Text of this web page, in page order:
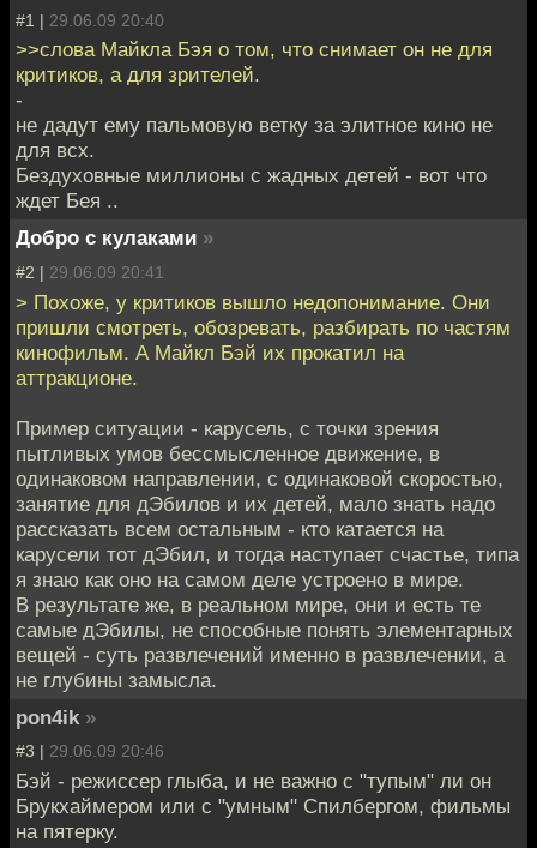
#1 | 29.06.09 20:40
>>слова Майкла Бэя о том, что снимает он не для
критиков, а для зрителей.
-
не дадут ему пальмовую ветку за элитное кино не
для всх.
Бездуховные миллионы с жадных детей - вот что
ждет Бея ..
Добро с кулаками »
#2 | 29.06.09 20:41
> Похоже, у критиков вышло недопонимание. Они
пришли смотреть, обозревать, разбирать по частям
кинофильм. А Майкл Бэй их прокатил на
аттракционе.
Пример ситуации - карусель, с точки зрения
пытливых умов бессмысленное движение, в
одинаковом направлении, с одинаковой скоростью,
занятие для дЭбилов и их детей, мало знать надо
рассказать всем остальным - кто катается на
карусели тот дЭбил, и тогда наступает счастье, типа
я знаю как оно на самом деле устроено в мире.
В результате же, в реальном мире, они и есть те
самые дЭбилы, не способные понять элементарных
вещей - суть развлечений именно в развлечении, а
не глубины замысла.
pon4ik »
#3 | 29.06.09 20:46
Бэй - режиссер глыба, и не важно с "тупым" ли он
Брукхаймером или с "умным" Спилбергом, фильмы
на пятерку.